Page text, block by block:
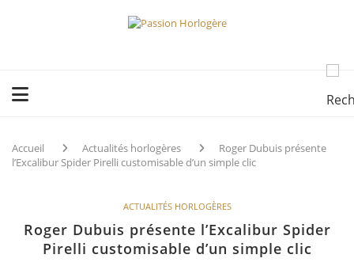
Accueil Actualités horlogères
Roger Dubuis présente
l’Excalibur Spider Pirelli customisable d’un simple clic
ACTUALITÉS HORLOGÈRES
Roger Dubuis présente l’Excalibur Spider
Pirelli customisable d’un simple clic